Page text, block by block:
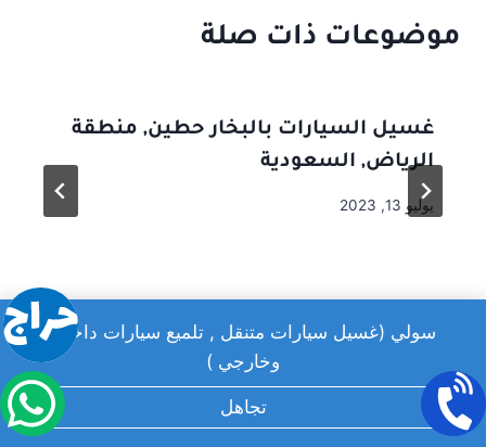
سولي (غسيل سيارات متنقل , تلميع سيارات داخلي
وخارجي )
تجاهل
موضوعات ذات صلة
غسيل السيارات بالبخار حطين, منطقة
الرياض, السعودية
يوليو 13, 2023